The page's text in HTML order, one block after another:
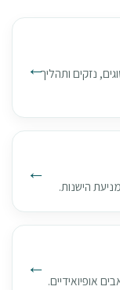
נזקים ותהליך
הישנות.
אופיואידיים.